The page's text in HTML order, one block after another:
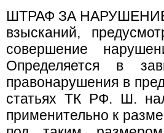
ШТРАФ ЗА
взысканий,
совершение
Определяется в
правонарушения в
статьях ТК РФ. Ш.
применительно к